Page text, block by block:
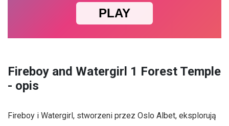
Fireboy and Watergirl 1 Forest Temple
- opis
Fireboy i Watergirl, stworzeni przez Oslo Albet, eksplorują